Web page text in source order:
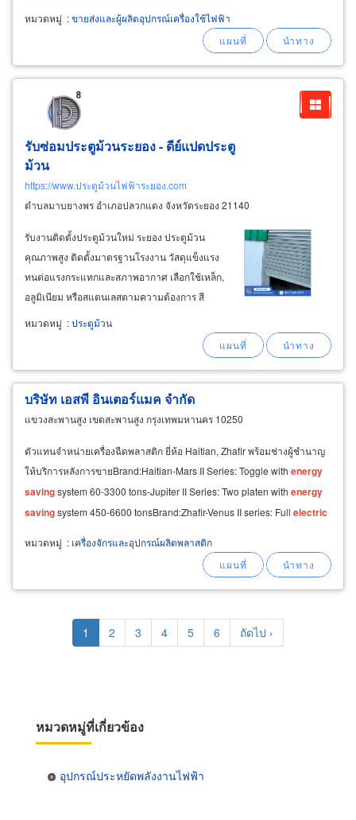
บางละมุง ชลบุรี สินค้าของร้านเรามีตั้งแต่อุปกรณ์
ไฟฟ้าพื้นฐาน สำหรับงานบ้าน และเครื่องมือช่าง
ผู้รับเหมา งานโครงการต่างๆ ขายส่ง สายไฟฟ้า
หมวดหมู่ :ขายส่งและผู้ผลิตอุปกรณ์เครื่องใช้ไฟฟ้า
รับซ่อมประตูม้วนระยอง - ดีย์แปดประตู
ม้วน
https://www.ประตูม้วนไฟฟ้าระยอง.com
ตำบลมาบยางพร อำเภอปลวกแดง จังหวัดระยอง 21140
รับงานติดตั้งประตูม้วนใหม่ ระยอง ประตูม้วน
คุณภาพสูง ติดตั้งมาตรฐานโรงงาน วัสดุแข็งแรง
ทนต่อแรงกระแทกและสภาพอากาศ เลือกใช้เหล็ก,
อลูมิเนียม หรือสแตนเลสตามความต้องการ สี
เคลือบกันสนิม ทนแดด ทนฝน ไม่ซีดจางง่าย มีให้
เลือกหลายประเภท ตามการใช้งาน ประตูม้วน
แรงงานคน
หมวดหมู่ :ประตูม้วน
บริษัท เอสพี อินเตอร์แมค จำกัด
แขวงสะพานสูง เขตสะพานสูง กรุงเทพมหานคร 10250
ตัวแทนจำหน่ายเครื่องฉีดพลาสติก ยี่ห้อ Haitian, Zhafir พร้อมช่างผู้ชำนาญ
ให้บริการหลังการขายBrand:Haitian-Mars II Series: Toggle with energy
savingsystem 60-3300 tons-Jupiter II Series: Two platen with energy
savingsystem 450-6600 tonsBrand:Zhafir-Venus II series: Full electric
หมวดหมู่ : เครื่องจักรและอุปกรณ์ผลิตพลาสติก
PaginationCurrent
page
1 Page
2 Page
3 Page
4 Page
5 Page
6
Next
page
ถัดไป ›
หมวดหมู่ที่เกี่ยวข้อง
อุปกรณ์ประหยัดพลังงานไฟฟ้า